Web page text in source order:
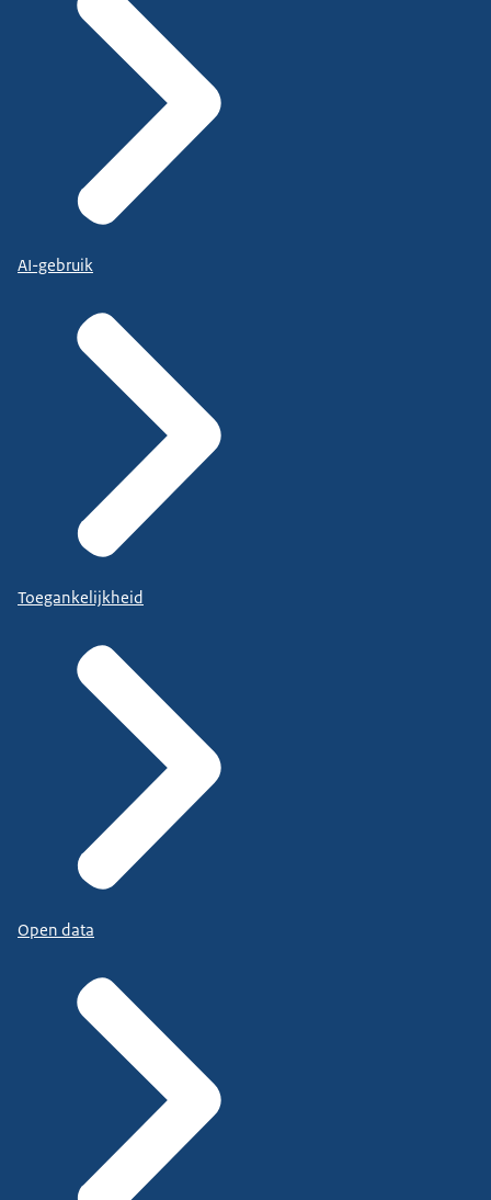
AI-gebruik
Toegankelijkheid
Open data